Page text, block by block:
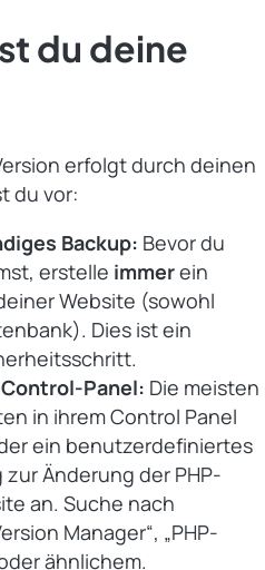
du deine
erfolgt durch deinen
du vor:
Backup: Bevor du
erstelle immerein
Website (sowohl
Dies ist ein
Panel: Die meisten
in ihrem Control Panel
ein benutzerdefiniertes
Änderung der PHP-
an. Suche nach
Manager“, „PHP-
ähnlichem.